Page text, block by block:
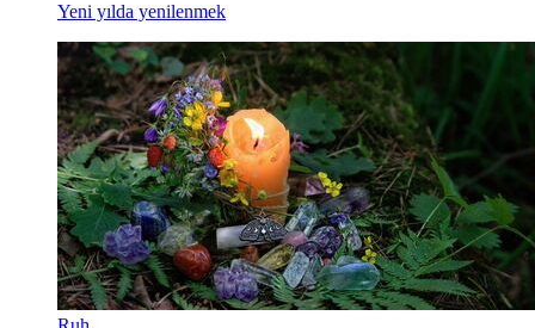
Yeni yılda yenilenmek